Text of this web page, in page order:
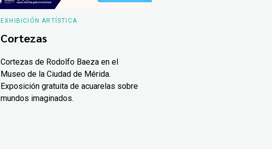
EXHIBICIÓN ARTÍSTICA
Cortezas
Cortezas de Rodolfo Baeza en el
Museo de la Ciudad de Mérida.
Exposición gratuita de acuarelas sobre
mundos imaginados.